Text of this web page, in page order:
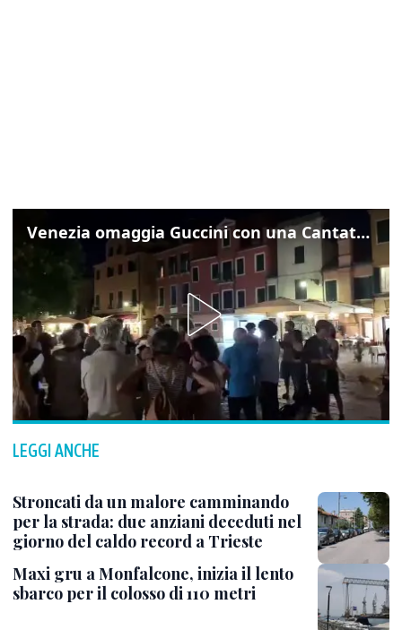
Venezia omaggia Guccini con una Cantata Anarchica in campo Santa Margherita
LEGGI ANCHE
Stroncati da un malore camminando
per la strada: due anziani deceduti nel
giorno del caldo record a Trieste
Maxi gru a Monfalcone, inizia il lento
sbarco per il colosso di 110 metri